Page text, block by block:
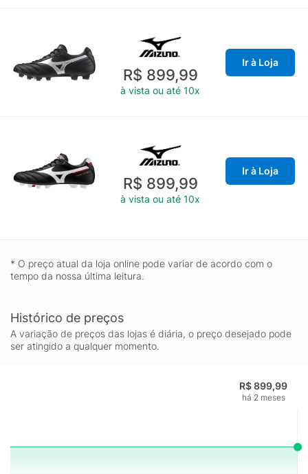
R$ 899,99
à vista ou até 10x
Ir à Loja
R$ 899,99
à vista ou até 10x
Ir à Loja
* O preço atual da loja online pode variar de acordo com o
tempo da nossa última leitura.
Histórico de preços
A variação de preços das lojas é diária, o preço desejado pode
ser atingido a qualquer momento.
R$ 899,99
há 2 meses